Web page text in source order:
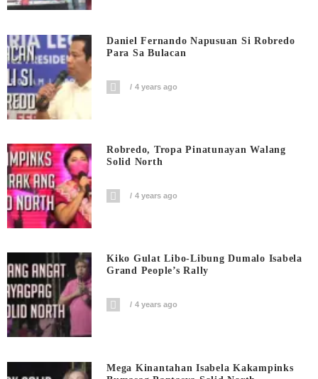
Daniel Fernando Napusuan Si Robredo
Para Sa Bulacan
4 years ago
Robredo, Tropa Pinatunayan Walang
Solid North
4 years ago
Kiko Gulat Libo-Libung Dumalo Isabela
Grand People’s Rally
4 years ago
Mega Kinantahan Isabela Kakampinks